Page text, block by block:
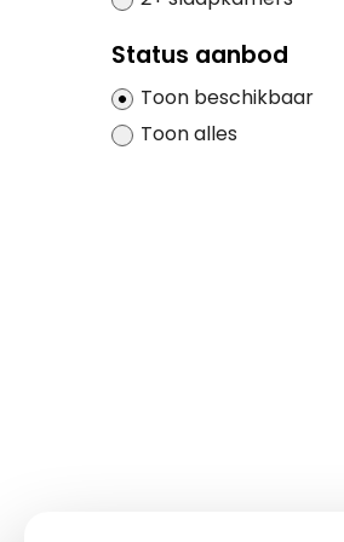
Status aanbod
Toon beschikbaar
Toon alles